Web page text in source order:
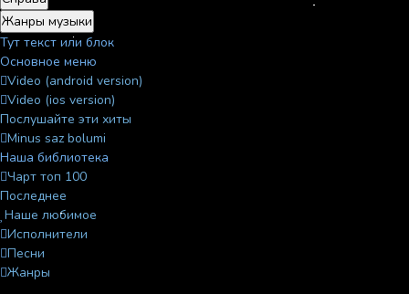
Жанры музыки
Тут текст или блок
Основное меню
Video (android version)
Video (ios version)
Послушайте эти хиты
Minus saz bolumi
Наша библиотека
Чарт топ 100
Последнее
Наше любимое
Исполнители
Песни
Жанры